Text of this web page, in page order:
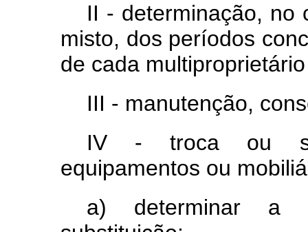
II - determinação, no
misto, dos períodos
de cada
III - manutenção,
IV - troca ou
equipamentos ou
a) determinar a